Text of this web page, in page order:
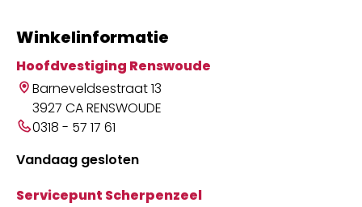
Winkelinformatie
Hoofdvestiging Renswoude
Barneveldsestraat 13
3927 CA RENSWOUDE
0318 - 57 17 61
Vandaag gesloten
Servicepunt Scherpenzeel